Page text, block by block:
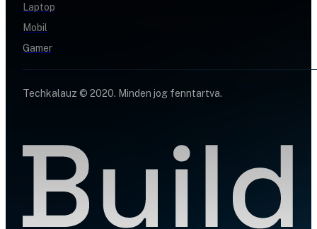
Laptop
Mobil
Gamer
Techkalauz © 2020. Minden jog fenntartva.